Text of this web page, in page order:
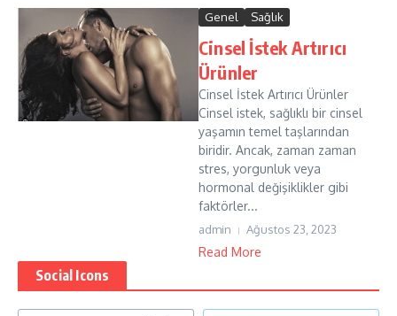
Genel Sağlık
Cinsel İstek Artırıcı
Ürünler
Cinsel İstek Artırıcı Ürünler
Cinsel istek, sağlıklı bir cinsel
yaşamın temel taşlarından
biridir. Ancak, zaman zaman
stres, yorgunluk veya
hormonal değişiklikler gibi
faktörler...
admin Ağustos 23, 2023
Read More
Social Icons